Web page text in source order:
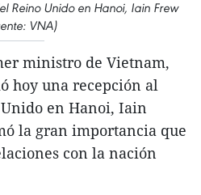
Reino Unido en Hanoi, Iain Frew
VNA)
ministro de Vietnam,
hoy una recepción al
en Hanoi, Iain
la gran importancia que
con la nación